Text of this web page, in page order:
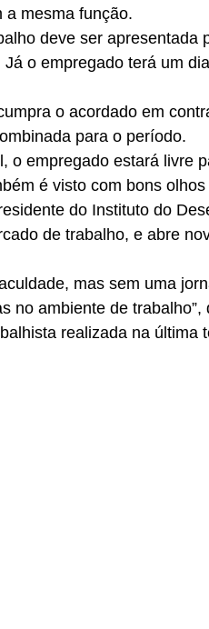
a mesma função.
deve ser apresentada
o empregado terá um
o acordado em
para o período.
o empregado estará livre
é visto com bons
do Instituto do
de trabalho, e abre
mas sem uma
no ambiente de
realizada na última